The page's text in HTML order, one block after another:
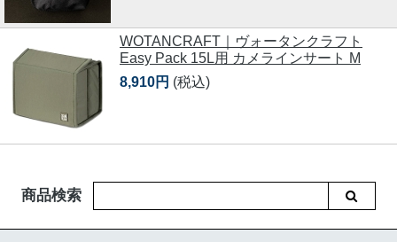
WOTANCRAFT｜ヴォータンクラフト
Easy Pack 15L用 カメラインサート M
8,910円 (税込)
商品検索